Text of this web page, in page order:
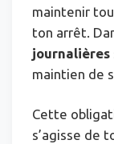
maintenir
ton arrêt.
journalières
maintien de
Cette
s’agisse de